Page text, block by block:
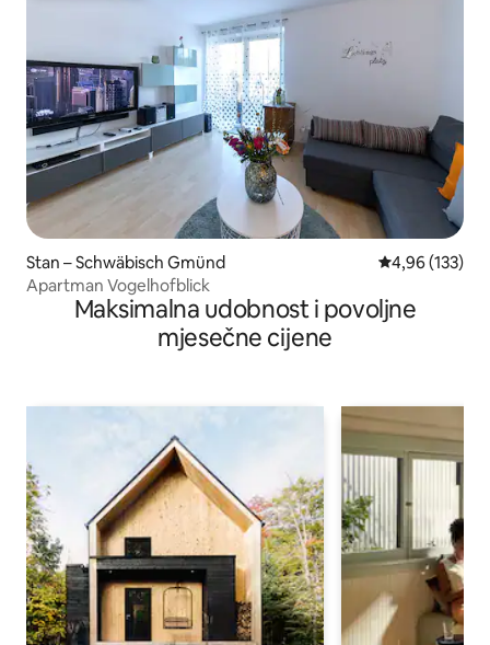
Stan – Schwäbisch Gmünd Prosječna
4,96 (133)
Apartman Vogelhofblick
Maksimalna udobnost i povoljne
mjesečne cijene